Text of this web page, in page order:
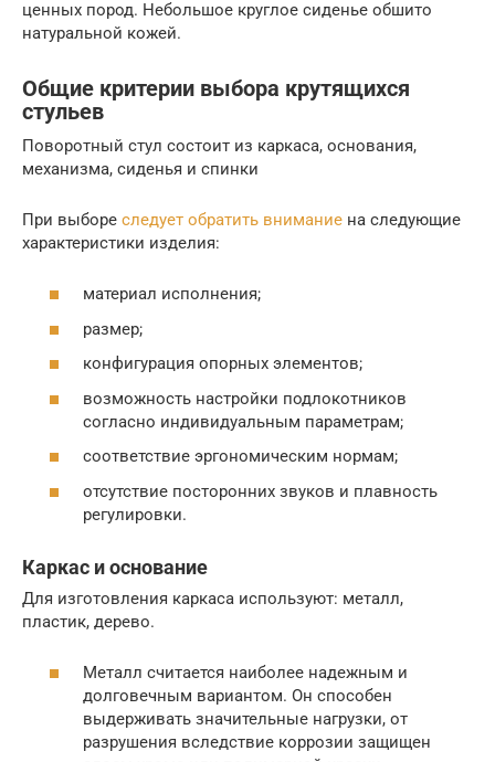
ценных пород. Небольшое круглое сиденье обшито
натуральной кожей.
Общие критерии выбора крутящихся
стульев
Поворотный стул состоит из каркаса, основания,
механизма, сиденья и спинки
При выборе следует обратить внимание на следующие
характеристики изделия:
материал исполнения;
размер;
конфигурация опорных элементов;
возможность настройки подлокотников
согласно индивидуальным параметрам;
соответствие эргономическим нормам;
отсутствие посторонних звуков и плавность
регулировки.
Каркас и основание
Для изготовления каркаса используют: металл,
пластик, дерево.
Металл считается наиболее надежным и
долговечным вариантом. Он способен
выдерживать значительные нагрузки, от
разрушения вследствие коррозии защищен